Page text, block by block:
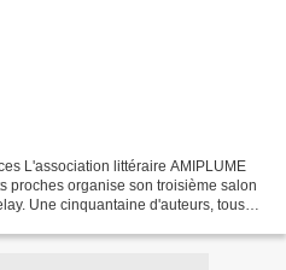
L'association littéraire AMIPLUME
proches organise son troisième salon
Une cinquantaine d'auteurs, tous